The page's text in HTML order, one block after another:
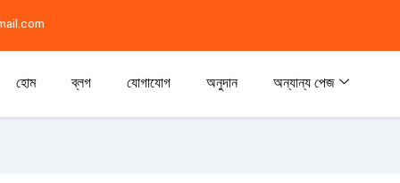
হোম ব্লগ যোগাযোগ অনুদান অন্যান্য পেজ